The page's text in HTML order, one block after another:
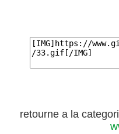
retourne a la